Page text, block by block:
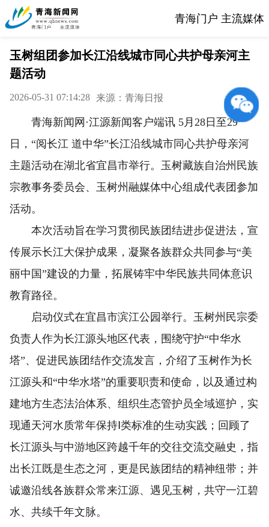
青海门户 主流媒体
玉树组团参加长江沿线城市同心共护母亲河主
题活动
2026-05-31 07:14:28 来源：青海日报
青海新闻网·江源新闻客户端讯 5月28日至29
日，“阅长江 道中华”长江沿线城市同心共护母亲河
主题活动在湖北省宜昌市举行。玉树藏族自治州民族
宗教事务委员会、玉树州融媒体中心组成代表团参加
活动。
本次活动旨在学习贯彻民族团结进步促进法，宣
传展示长江大保护成果，凝聚各族群众共同参与“美
丽中国”建设的力量，拓展铸牢中华民族共同体意识
教育路径。
启动仪式在宜昌市滨江公园举行。玉树州民宗委
负责人作为长江源头地区代表，围绕守护“中华水
塔”、促进民族团结作交流发言，介绍了玉树作为长
江源头和“中华水塔”的重要职责和使命，以及通过构
建地方生态法治体系、组织生态管护员全域巡护，实
现通天河水质常年保持Ⅰ类标准的生动实践；回顾了
长江源头与中游地区跨越千年的交往交流交融史，指
出长江既是生态之河，更是民族团结的精神纽带；并
诚邀沿线各族群众常来江源、遇见玉树，共守一江碧
水、共续千年文脉。